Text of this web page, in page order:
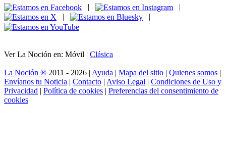
|
|
|
|
Ver La Noción en: Móvil | Clásica
La Noción ® 2011 - 2026 | Ayuda | Mapa del sitio | Quienes somos |
Envíanos tu Noticia | Contacto | Aviso Legal | Condiciones de Uso y
Privacidad | Política de cookies | Preferencias del consentimiento de
cookies